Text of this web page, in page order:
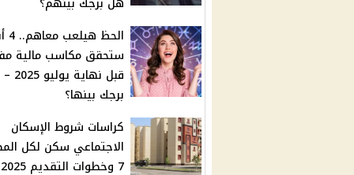
ستحقق مكاسب مالية
قبل
برجك بينها؟
كراسات شروط الإسكان
الاجتماعي سكن لكل